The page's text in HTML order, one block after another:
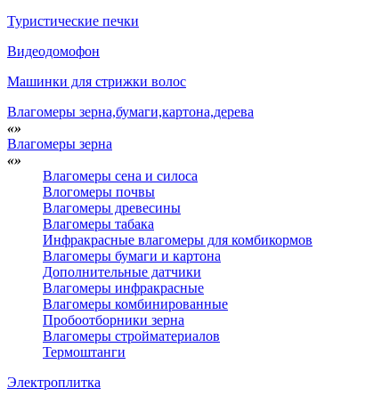
Туристические печки
Видеодомофон
Машинки для стрижки волос
Влагомеры зерна,бумаги,картона,дерева
Влагомеры зерна
Влагомеры сена и силоса
Влогомеры почвы
Влагомеры древесины
Влагомеры табака
Инфракрасные влагомеры для комбикормов
Влагомеры бумаги и картона
Дополнительные датчики
Влагомеры инфракрасные
Влагомеры комбинированные
Пробоотборники зерна
Влагомеры стройматериалов
Термоштанги
Электроплитка